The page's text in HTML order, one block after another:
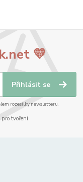
💛
Přihlásit se
rozesílky newsletteru.
tvoření.